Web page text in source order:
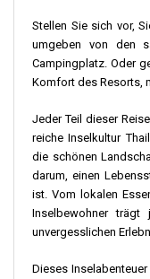
Stellen Sie sich vor,
umgeben von den
Campingplatz. Oder
Komfort des Resorts,
Jeder Teil dieser
reiche Inselkultur
die schönen
darum, einen
ist. Vom lokalen
Inselbewohner
unvergesslichen
Dieses